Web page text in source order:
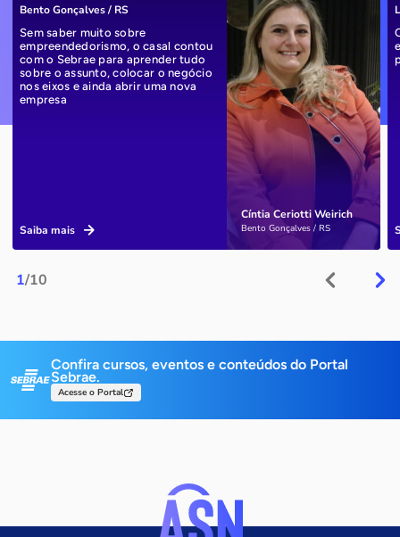
1/10
Cíntia Ceriotti Weirich
Bento Gonçalves / RS
Bento Gonçalves / RS
Sem saber muito sobre
empreendedorismo, o casal contou
com o Sebrae para aprender tudo
sobre o assunto, colocar o negócio
nos eixos e ainda abrir uma nova
empresa
Saiba mais
Confira cursos, eventos e conteúdos do Portal
Sebrae.
Acesse o Portal